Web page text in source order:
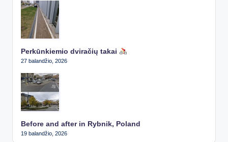
Perkūnkiemio dviračių takai
27 balandžio, 2026
Before and after in Rybnik, Poland
19 balandžio, 2026